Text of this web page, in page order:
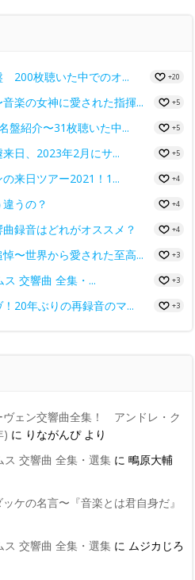
200枚聴いた中でのオ... +20
楽の女神に愛された指揮... +5
盤紹介〜31枚聴いた中... +5
日、2023年2月にサ... +5
来日ツアー2021！1... +4
うの？ +4
録音はどれがオススメ？ +4
〜世界から愛された至高... +3
交響曲 全集・... +3
20年ぶりの再録音のマ... +3
ヴェン交響曲全集！ アンドレ・ク
) に りながんぴより
ス 交響曲 全集・選集 に 鴫原大輔
ケの名言〜『音楽とは君自身だ』
ス 交響曲 全集・選集 に ムジカじろ